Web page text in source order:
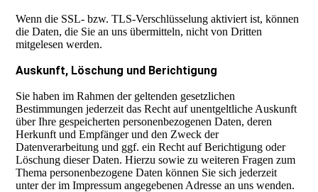
Wenn die SSL- bzw. TLS-Verschlüsselung aktiviert ist, können
die Daten, die Sie an uns übermitteln, nicht von Dritten
mitgelesen werden.
Auskunft, Löschung und Berichtigung
Sie haben im Rahmen der geltenden gesetzlichen
Bestimmungen jederzeit das Recht auf unentgeltliche Auskunft
über Ihre gespeicherten personenbezogenen Daten, deren
Herkunft und Empfänger und den Zweck der
Datenverarbeitung und ggf. ein Recht auf Berichtigung oder
Löschung dieser Daten. Hierzu sowie zu weiteren Fragen zum
Thema personenbezogene Daten können Sie sich jederzeit
unter der im Impressum angegebenen Adresse an uns wenden.